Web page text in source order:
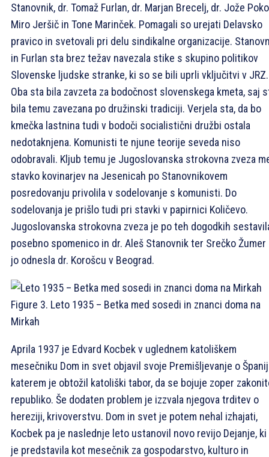
Stanovnik, dr. Tomaž Furlan, dr. Marjan Brecelj, dr. Jože
Miro Jeršič in Tone Marinček. Pomagali so urejati Delavsko
pravico in svetovali pri delu sindikalne organizacije.
in Furlan sta brez težav navezala stike s skupino politikov
Slovenske ljudske stranke, ki so se bili uprli vključitvi v JRZ.
Oba sta bila zavzeta za bodočnost slovenskega kmeta, saj
bila temu zavezana po družinski tradiciji. Verjela sta, da bo
kmečka lastnina tudi v bodoči socialistični družbi ostala
nedotaknjena. Komunisti te njune teorije seveda niso
odobravali. Kljub temu je Jugoslovanska strokovna zveza
stavko kovinarjev na Jesenicah po Stanovnikovem
posredovanju privolila v sodelovanje s komunisti. Do
sodelovanja je prišlo tudi pri stavki v papirnici Količevo.
Jugoslovanska strokovna zveza je po teh dogodkih
posebno spomenico in dr. Aleš Stanovnik ter Srečko Žumer
jo odnesla dr. Korošcu v Beograd.
Figure 3. Leto 1935 – Betka med sosedi in znanci doma na
Mirkah
Aprila 1937 je Edvard Kocbek v uglednem katoliškem
mesečniku Dom in svet objavil svoje Premišljevanje o
katerem je obtožil katoliški tabor, da se bojuje zoper
republiko. Še dodaten problem je izzvala njegova trditev o
hereziji, krivoverstvu. Dom in svet je potem nehal izhajati,
Kocbek pa je naslednje leto ustanovil novo revijo Dejanje,
je predstavila kot mesečnik za gospodarstvo, kulturo in